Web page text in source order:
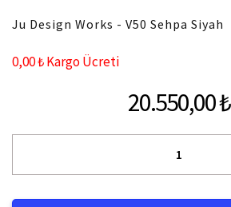
Ju Design Works - V50 Sehpa Siyah
0,00 ₺ Kargo Ücreti
20.550,00 ₺